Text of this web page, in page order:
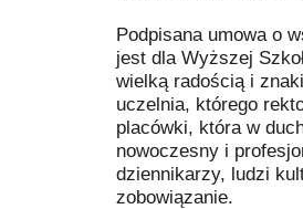
Podpisana umowa o
jest dla Wyższej
wielką radością i
uczelnia, którego
placówki, która w
nowoczesny i
dziennikarzy, ludzi
zobowiązanie.